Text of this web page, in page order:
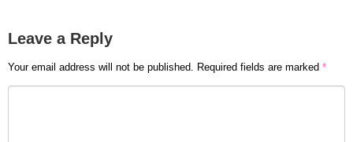
Leave a Reply
Your email address will not be published. Required fields are marked *